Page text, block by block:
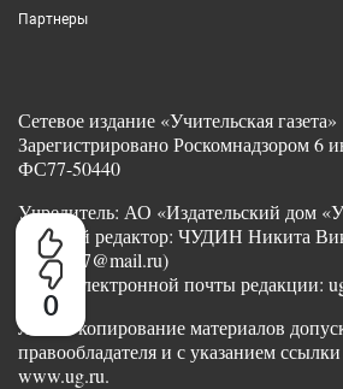
0
Партнеры
Сетевое издание «Учительская
Зарегистрировано Роскомнадзором 6
ФС77-50440
Учредитель: АО «Издательский дом
Главный редактор: ЧУДИН Никита
(nikvik87@mail.ru)
Адрес электронной почты редакции:
Любое копирование материалов
правообладателя и с указанием
www.ug.ru.